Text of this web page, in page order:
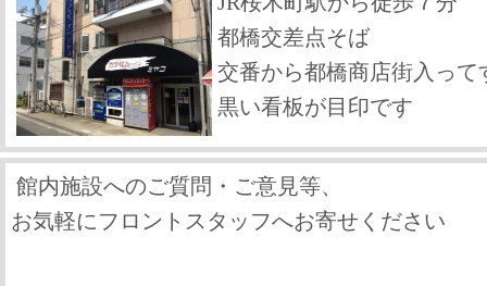
都橋交差点そば
交番から都橋商店街入って
黒い看板が目印です
館内施設へのご質問・ご意見等、
お気軽にフロントスタッフへお寄せください